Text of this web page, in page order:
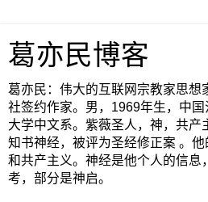
葛亦民博客
葛亦民：伟大的互联网宗教家思想
社签约作家。男，1969年生，中
大学中文系。紫薇圣人，神，共产
知书神经，被评为圣经修正案 。
和共产主义。神经是他个人的信息
考，部分是神启。